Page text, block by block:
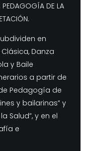
DE LA
en
Danza
y Baile
a partir de
Pedagogía de
y bailarinas” y
Salud”, y en el
e